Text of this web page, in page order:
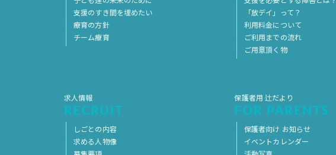
支援のすき間を埋めたい
療育の方針
チーム療育
「放デイ」って？
利用料金について
ご利用までの流れ
ご用意頂く物
求人情報
RECRUIT
しごとの内容
求める人物像
保護者用 辻だより
FOR PARENTS
保護者向け お知らせ
イベントカレンダー